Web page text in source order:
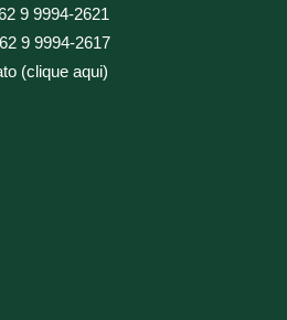
9 9994-2621
9 9994-2617
(clique aqui)